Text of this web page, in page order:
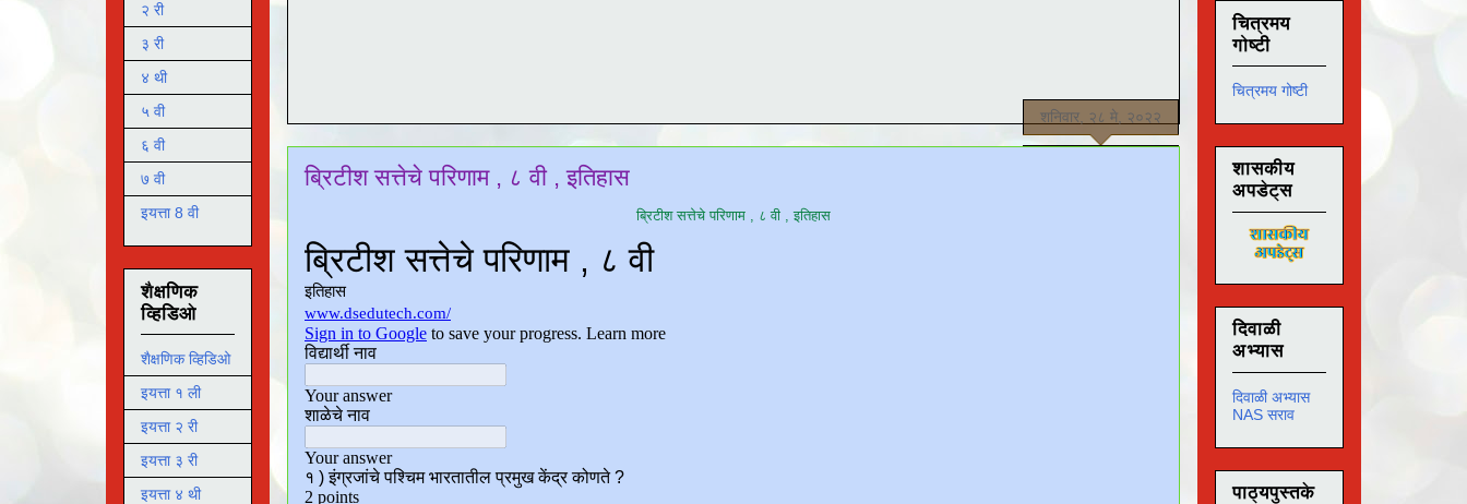
शनिवार, २८ मे, २०२२
ब्रिटीश सत्तेचे परिणाम , ८ वी , इतिहास
ब्रिटीश सत्तेचे परिणाम , ८ वी , इतिहास
२ री
३ री
४ थी
५ वी
६ वी
७ वी
इयत्ता 8 वी
शैक्षणिक
व्हिडिओ
शैक्षणिक व्हिडिओ
इयत्ता १ ली
इयत्ता २ री
इयत्ता ३ री
इयत्ता ४ थी
चित्रमय
गोष्टी
चित्रमय गोष्टी
शासकीय
अपडेट्स
दिवाळी
अभ्यास
दिवाळी अभ्यास
NAS सराव
पाठ्यपुस्तके